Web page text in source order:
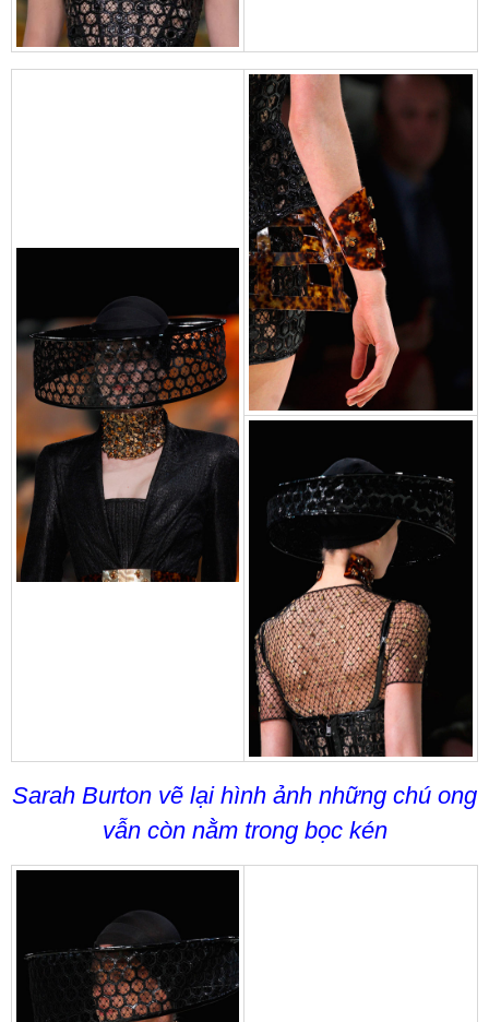
Sarah Burton vẽ lại hình ảnh những chú ong
vẫn còn nằm trong bọc kén